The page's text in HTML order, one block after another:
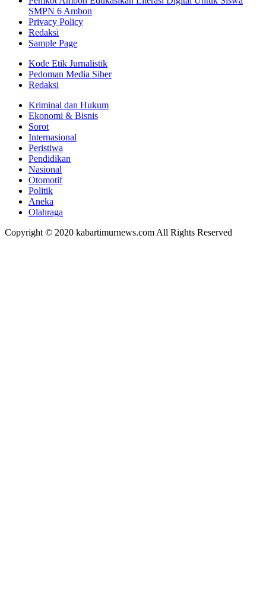
SMPN 6 Ambon
Privacy Policy
Redaksi
Sample Page
Kode Etik Jurnalistik
Pedoman Media Siber
Redaksi
Kriminal dan Hukum
Ekonomi & Bisnis
Sorot
Internasional
Peristiwa
Pendidikan
Nasional
Otomotif
Politik
Aneka
Olahraga
Copyright © 2020 kabartimurnews.com All Rights Reserved